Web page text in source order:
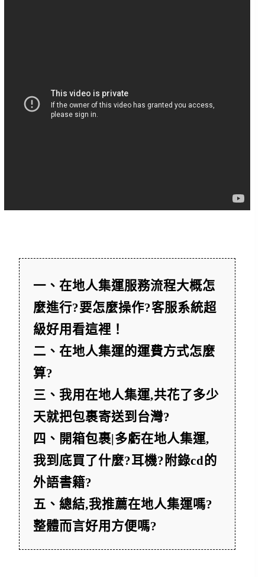
一、在地人集運服務流程大概怎
麼進行?要怎麼操作?客服系統超
級好用看這裡！
二、在地人集運的運費方式怎麼
算?
三、我用在地人集運,共花了多少
天就把包裹寄送到台灣?
四、開箱包裹|多虧在地人集運,
我到底買了什麼?耳機?附錄cd的
外語書籍?
五、總結,我推薦在地人集運嗎?
整體而言好用方便嗎?